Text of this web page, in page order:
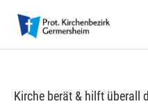
Kirche berät & hilft überall